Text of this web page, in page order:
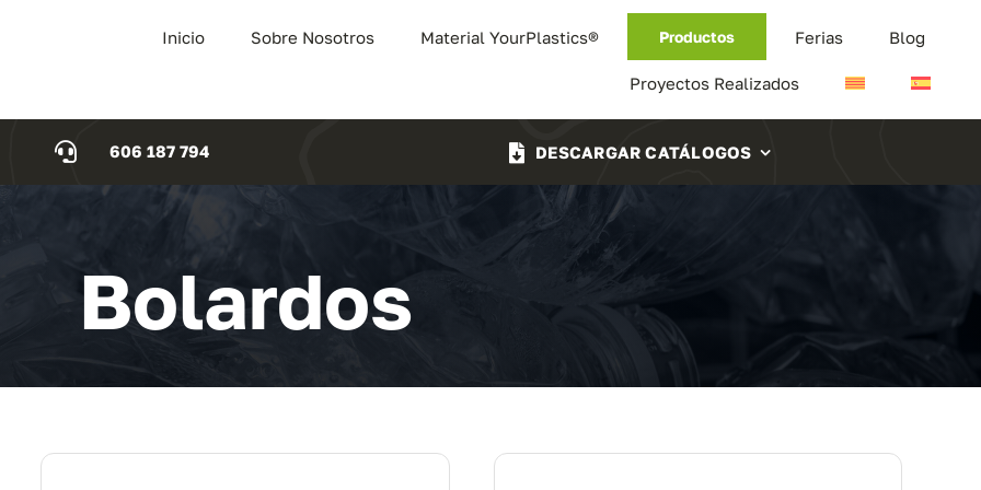
Inicio Sobre Nosotros Material YourPlastics® Productos Ferias Blog
Proyectos Realizados
606 187 794 DESCARGAR CATÁLOGOS
Bolardos